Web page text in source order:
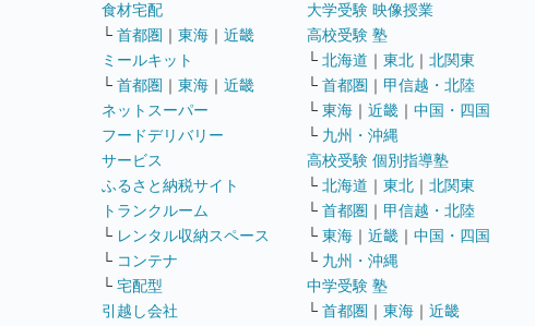
食材宅配
└ 首都圏 ｜ 東海 ｜ 近畿
ミールキット
└ 首都圏 ｜ 東海 ｜ 近畿
ネットスーパー
フードデリバリー
サービス
ふるさと納税サイト
トランクルーム
└ レンタル収納スペース
└ コンテナ
└ 宅配型
引越し会社
大学受験 映像授業
高校受験 塾
└ 北海道 ｜ 東北 ｜ 北関東
└ 首都圏 ｜ 甲信越・北陸
└ 東海 ｜ 近畿 ｜ 中国・四国
└ 九州・沖縄
高校受験 個別指導塾
└ 北海道 ｜ 東北 ｜ 北関東
└ 首都圏 ｜ 甲信越・北陸
└ 東海 ｜ 近畿 ｜ 中国・四国
└ 九州・沖縄
中学受験 塾
└ 首都圏 ｜ 東海 ｜ 近畿